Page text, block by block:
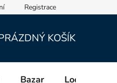
Registrace
KOŠÍK
Bazar Lodě